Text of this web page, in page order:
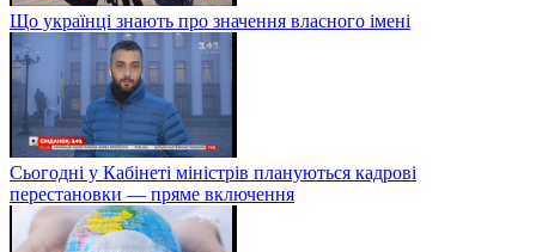
Що українці знають про значення власного імені
Сьогодні у Кабінеті міністрів плануються кадрові
перестановки — пряме включення